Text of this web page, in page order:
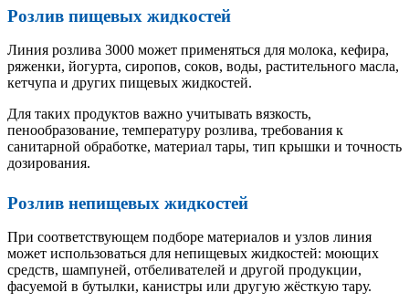
Розлив пищевых жидкостей
Линия розлива 3000 может применяться для молока, кефира,
ряженки, йогурта, сиропов, соков, воды, растительного масла,
кетчупа и других пищевых жидкостей.
Для таких продуктов важно учитывать вязкость,
пенообразование, температуру розлива, требования к
санитарной обработке, материал тары, тип крышки и точность
дозирования.
Розлив непищевых жидкостей
При соответствующем подборе материалов и узлов линия
может использоваться для непищевых жидкостей: моющих
средств, шампуней, отбеливателей и другой продукции,
фасуемой в бутылки, канистры или другую жёсткую тару.